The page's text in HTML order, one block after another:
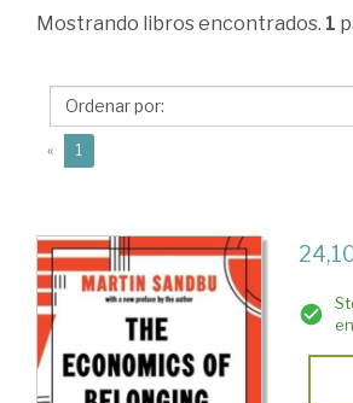
Sandbu,
Mostrando libros encontrados. 1
« 1